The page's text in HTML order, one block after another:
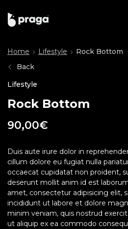
Home Lifestyle
Rock Bottom
Back
Lifestyle
Rock Bottom
90,00€
Duis aute irure dolor in
cillum dolore eu fugiat nulla
occaecat cupidatat non proident,
deserunt mollit anim id est
amet, consectetur adipisicing elit,
incididunt ut labore et dolore
minim veniam, quis nostrud
ut aliquip ex ea commodo